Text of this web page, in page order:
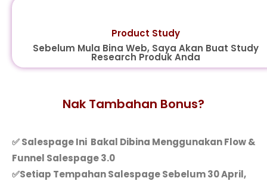
Product Study
Sebelum Mula Bina Web, Saya Akan Buat Study
Research Produk Anda
Nak Tambahan Bonus?
✅ Salespage Ini Bakal Dibina Menggunakan Flow &
Funnel Salespage 3.0
✅Setiap Tempahan Salespage Sebelum 30 April,